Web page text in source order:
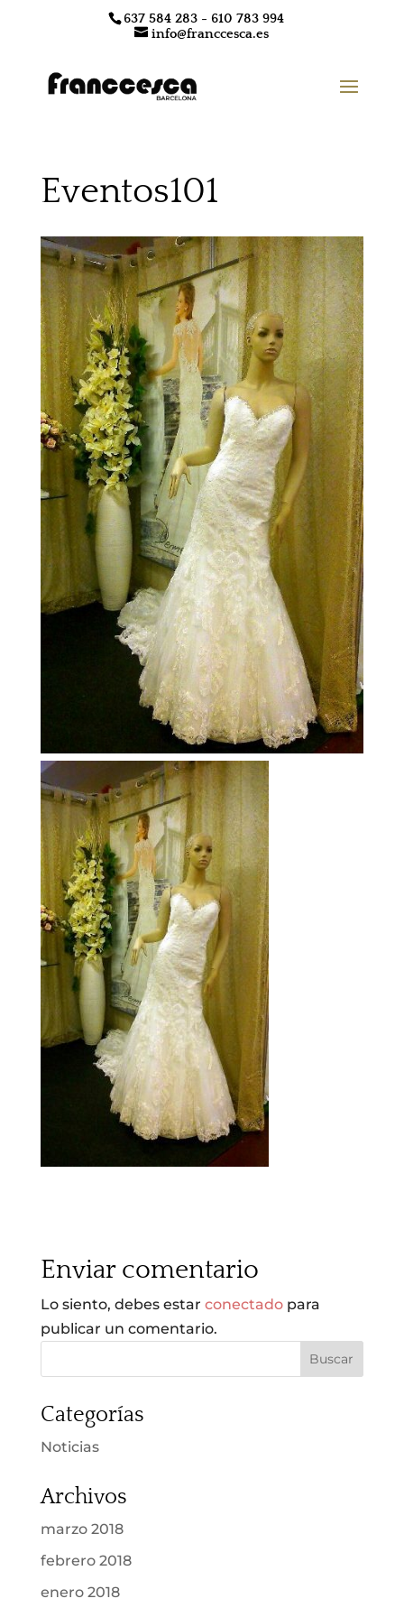
637 584 283 - 610 783 994
info@franccesca.es
Eventos101
Enviar comentario
Lo siento, debes estar conectadopara
publicar un comentario.
Categorías
Noticias
Archivos
marzo 2018
febrero 2018
enero 2018